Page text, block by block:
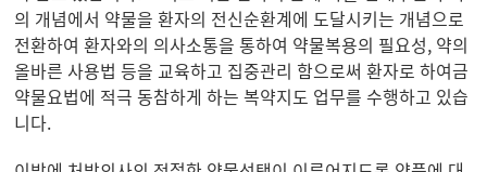
의 개념에서 약물을 환자의 전신순환계에 도달시키는 개념으로
전환하여 환자와의 의사소통을 통하여 약물복용의 필요성, 약의
올바른 사용법 등을 교육하고 집중관리 함으로써 환자로 하여금
약물요법에 적극 동참하게 하는 복약지도 업무를 수행하고 있습
니다.